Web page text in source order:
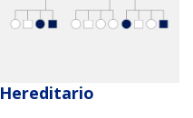
Hereditario